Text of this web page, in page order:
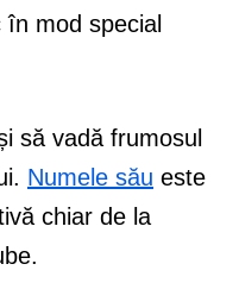
mod special
să vadă frumosul
Numele său este
chiar de la